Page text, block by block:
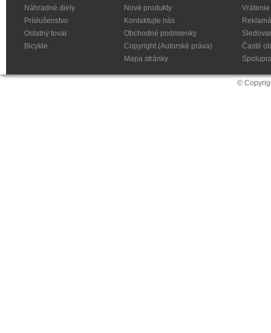
Náhradné diely
Príslušenstvo
Ostatný tovar
Bicykle
Nové produkty
Kontaktujte nás
Obchodné podmienky
Copyright (Autorské práva)
Mapa stránky
Časté
©